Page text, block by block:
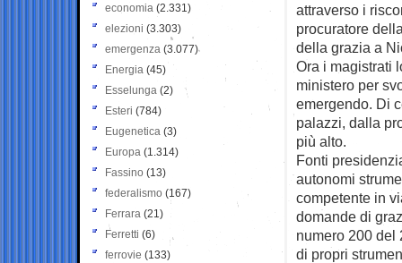
attraverso i
procuratore
della grazia a
Ora i magistrati
ministero per
emergendo. Di
palazzi, dalla
più alto.
Fonti
autonomi
competente in
domande di
numero 200 del
di propri
economia (2.331)
elezioni (3.303)
emergenza (3.077)
Energia (45)
Esselunga (2)
Esteri (784)
Eugenetica (3)
Europa (1.314)
Fassino (13)
federalismo (167)
Ferrara (21)
Ferretti (6)
ferrovie (133)